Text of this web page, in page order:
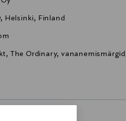
Helsinki, Finland
The Ordinary,